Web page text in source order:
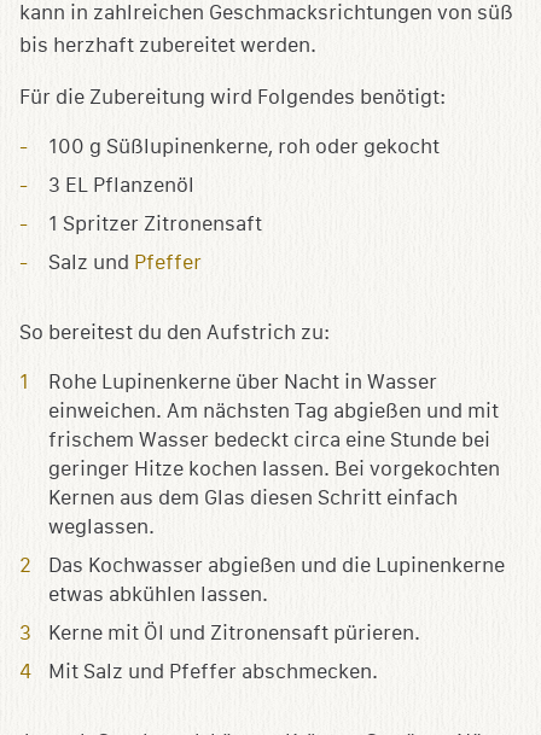
kann in zahlreichen Geschmacksrichtungen von süß
bis herzhaft zubereitet werden.
Für die Zubereitung wird Folgendes benötigt:
100 g Süßlupinenkerne, roh oder gekocht
3 EL Pflanzenöl
1 Spritzer Zitronensaft
Salz und Pfeffer
So bereitest du den Aufstrich zu:
Rohe Lupinenkerne über Nacht in Wasser
einweichen. Am nächsten Tag abgießen und mit
frischem Wasser bedeckt circa eine Stunde bei
geringer Hitze kochen lassen. Bei vorgekochten
Kernen aus dem Glas diesen Schritt einfach
weglassen.
Das Kochwasser abgießen und die Lupinenkerne
etwas abkühlen lassen.
Kerne mit Öl und Zitronensaft pürieren.
Mit Salz und Pfeffer abschmecken.